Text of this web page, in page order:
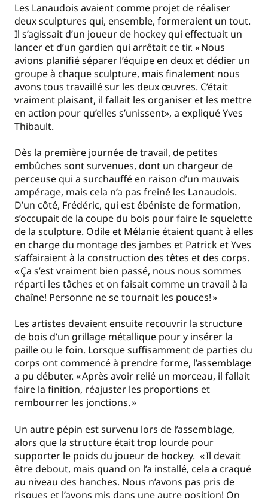
Les Lanaudois avaient comme projet de réaliser
deux sculptures qui, ensemble, formeraient un tout.
Il s’agissait d’un joueur de hockey qui effectuait un
lancer et d’un gardien qui arrêtait ce tir. « Nous
avions planifié séparer l’équipe en deux et dédier un
groupe à chaque sculpture, mais finalement nous
avons tous travaillé sur les deux œuvres. C’était
vraiment plaisant, il fallait les organiser et les mettre
en action pour qu’elles s’unissent», a expliqué Yves
Thibault.
Dès la première journée de travail, de petites
embûches sont survenues, dont un chargeur de
perceuse qui a surchauffé en raison d’un mauvais
ampérage, mais cela n’a pas freiné les Lanaudois.
D’un côté, Frédéric, qui est ébéniste de formation,
s’occupait de la coupe du bois pour faire le squelette
de la sculpture. Odile et Mélanie étaient quant à elles
en charge du montage des jambes et Patrick et Yves
s’affairaient à la construction des têtes et des corps.
« Ça s’est vraiment bien passé, nous nous sommes
réparti les tâches et on faisait comme un travail à la
chaîne! Personne ne se tournait les pouces! »
Les artistes devaient ensuite recouvrir la structure
de bois d’un grillage métallique pour y insérer la
paille ou le foin. Lorsque suffisamment de parties du
corps ont commencé à prendre forme, l’assemblage
a pu débuter. « Après avoir relié un morceau, il fallait
faire la finition, réajuster les proportions et
rembourrer les jonctions. »
Un autre pépin est survenu lors de l’assemblage,
alors que la structure était trop lourde pour
supporter le poids du joueur de hockey. « Il devait
être debout, mais quand on l’a installé, cela a craqué
au niveau des hanches. Nous n’avons pas pris de
risques et l’avons mis dans une autre position! On